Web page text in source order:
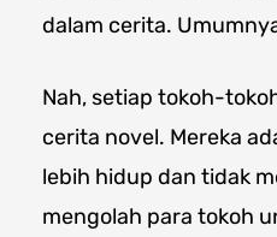
dalam cerita.
Nah, setiap tokoh-
cerita novel. Mereka
lebih hidup dan tidak
mengolah para tokoh